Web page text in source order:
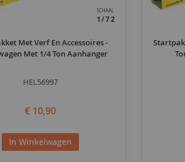
SCHAAL
1/72
Met Verf En Accessoires -
Met 1/4 Ton Aanhanger
HEL56997
€ 10,90
In Winkelwagen